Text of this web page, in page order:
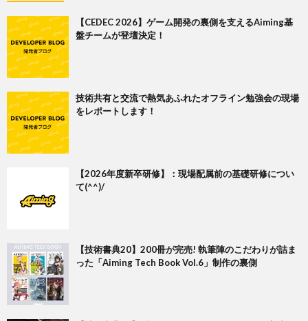
【CEDEC 2026】ゲーム開発の裏側を支えるAiming基
盤チームが登壇決定！
技術共有と交流で熱気あふれたオフライン勉強会の現場
をレポートします！
【2026年度新卒研修】：現場配属前の基礎研修につい
て(^^)/
【技術書典20】200冊が完売! 執筆陣のこだわりが詰ま
った「Aiming Tech Book Vol.6」制作の裏側